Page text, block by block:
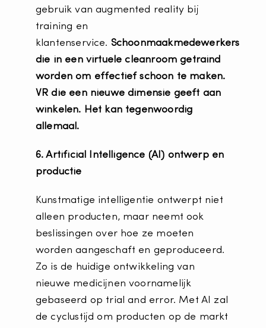
gebruik van augmented reality bij
training en
klantenservice. Schoonmaakmedewerkers
die in een virtuele cleanroom getraind
worden om effectief schoon te maken.
VR die een nieuwe dimensie geeft aan
winkelen. Het kan tegenwoordig
allemaal.
6. Artificial Intelligence (AI) ontwerp en
productie
Kunstmatige intelligentie ontwerpt niet
alleen producten, maar neemt ook
beslissingen over hoe ze moeten
worden aangeschaft en geproduceerd.
Zo is de huidige ontwikkeling van
nieuwe medicijnen voornamelijk
gebaseerd op trial and error. Met AI zal
de cyclustijd om producten op de markt